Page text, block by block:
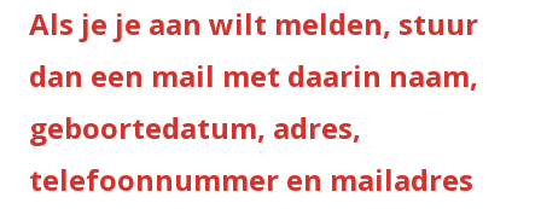
Als je je aan wilt melden, stuur
dan een mail met daarin naam,
geboortedatum, adres,
telefoonnummer en mailadres